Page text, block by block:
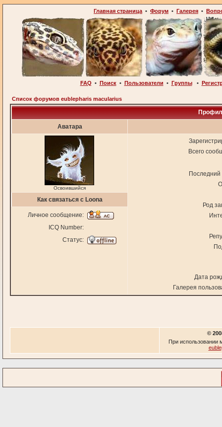
Главная страница • Форум • Галерея •
FAQ • Поиск• Пользователи • Группы•
Список форумов eublepharis macularius
Аватара
Освоившийся
Всего
Последний
Род
Дата
Галерея
Как связаться с Loona
Личное сообщение:
ICQ Number:
Статус:
©
При использовании